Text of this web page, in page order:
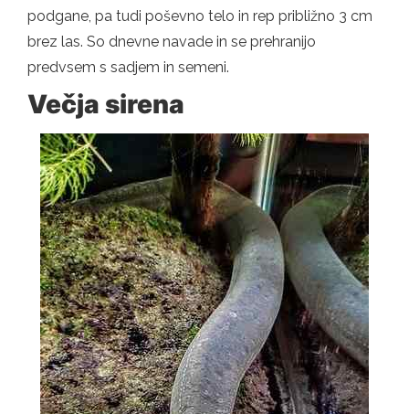
podgane, pa tudi poševno telo in rep približno 3 cm
brez las. So dnevne navade in se prehranijo
predvsem s sadjem in semeni.
Večja sirena